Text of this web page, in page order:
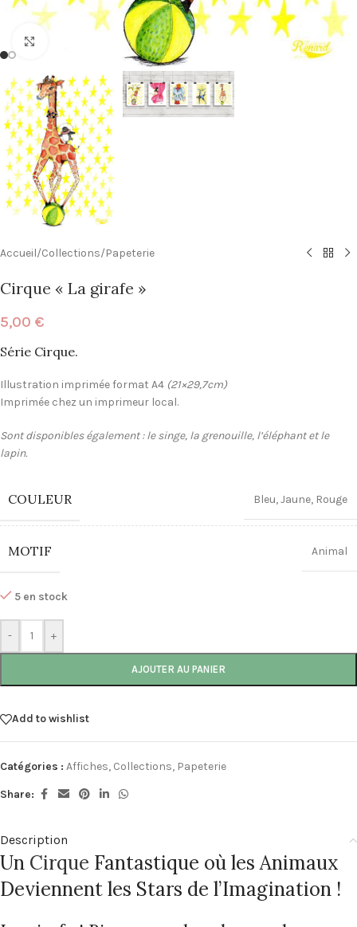
Accueil/Collections/Papeterie
Cirque « La girafe »
5,00 €
Série Cirque.
Illustration imprimée format A4 (21×29,7cm)
Imprimée chez un imprimeur local.
Sont disponibles également : le singe, la grenouille, l’éléphant et le
lapin.
COULEUR Bleu,Jaune, Rouge
MOTIF Animal
5 en stock
- +
AJOUTER AU PANIER
Add to wishlist
Catégories : Affiches, Collections, Papeterie
Share:
Description
Un Cirque Fantastique où les Animaux
Deviennent les Stars de l’Imagination !